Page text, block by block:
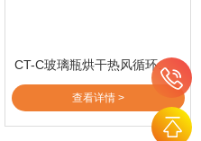
CT-C玻璃瓶烘干热风循环烘箱
查看详情 >